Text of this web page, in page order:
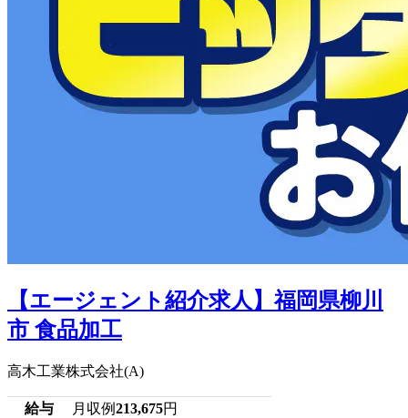
【エージェント紹介求人】福岡県柳川
市 食品加工
高木工業株式会社(A)
給与 月収例213,675円